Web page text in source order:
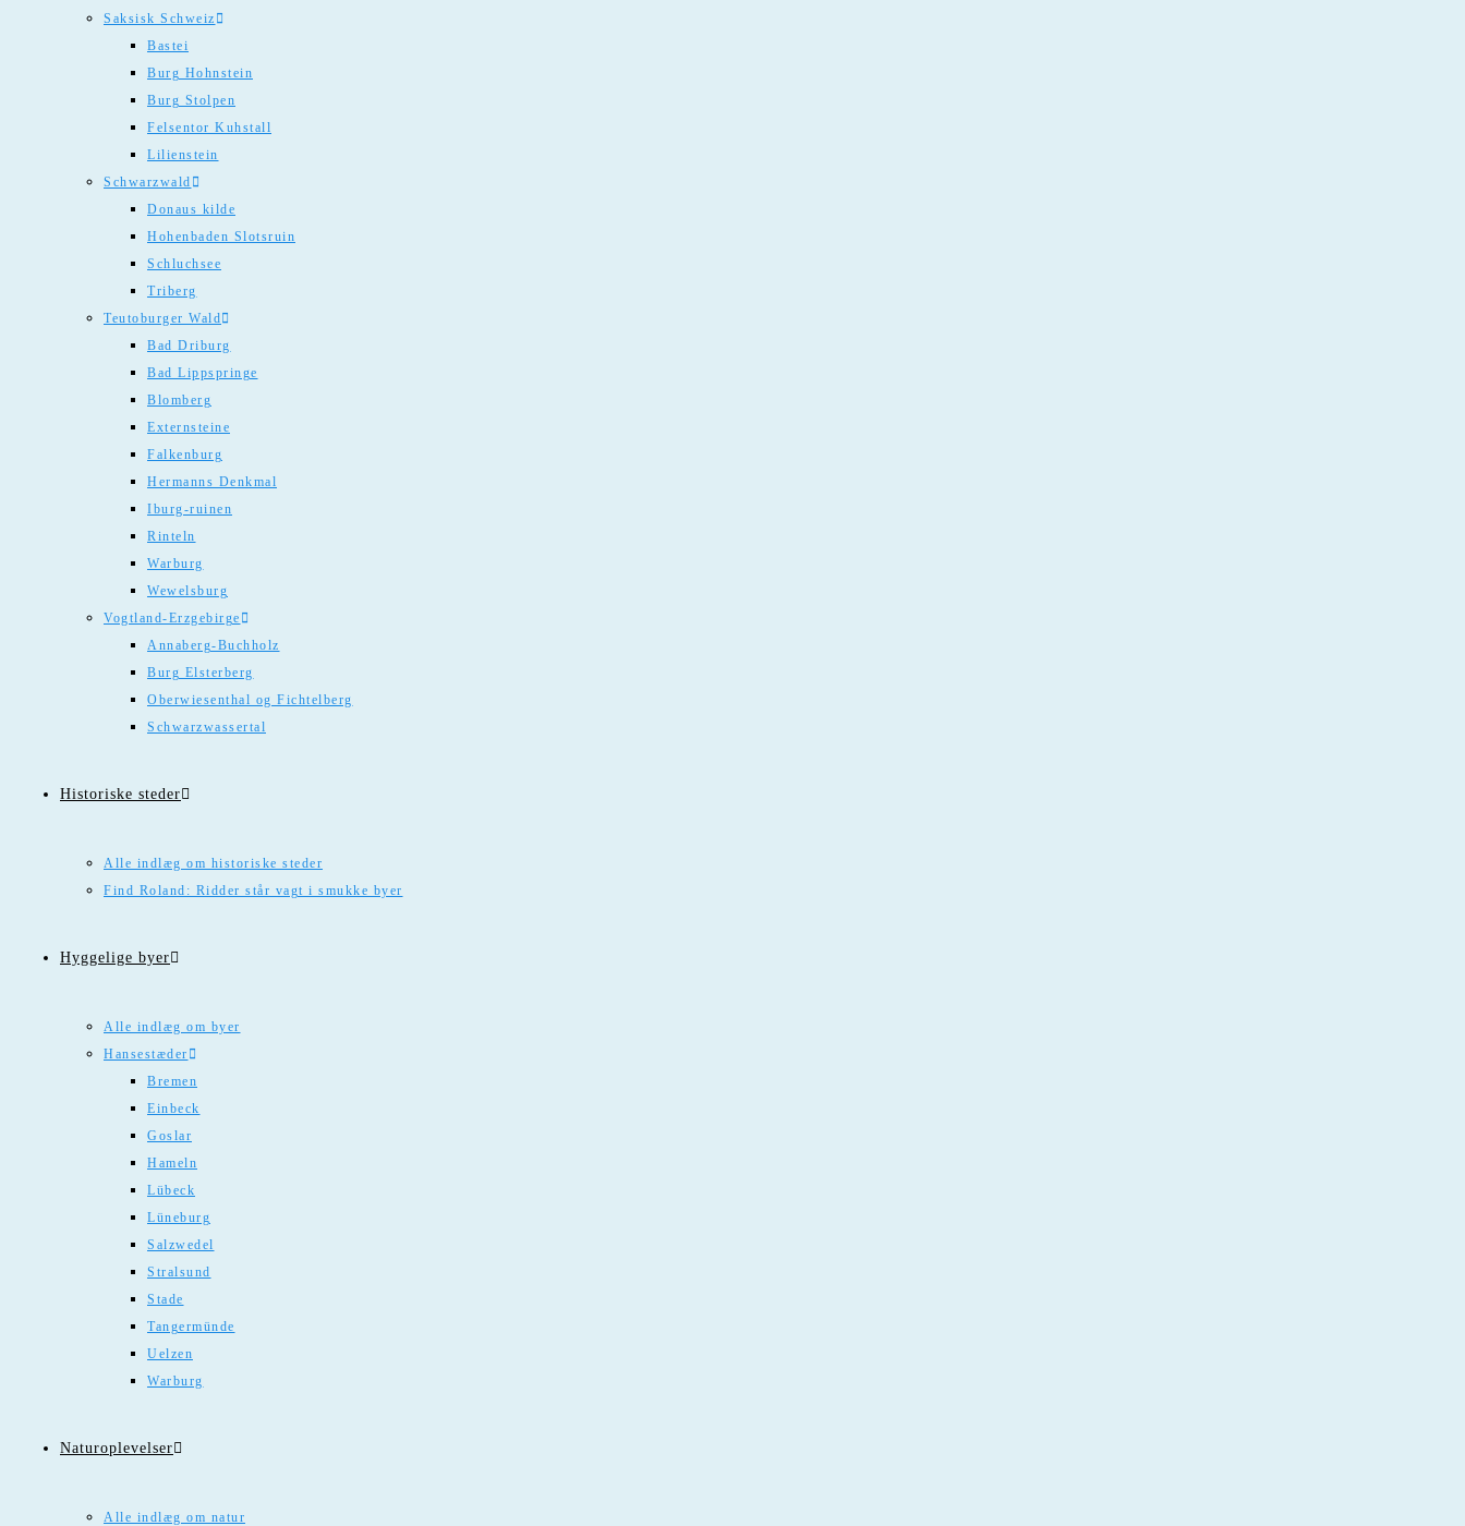
Saksisk Schweiz
Bastei
Burg Hohnstein
Burg Stolpen
Felsentor Kuhstall
Lilienstein
Schwarzwald
Donaus kilde
Hohenbaden Slotsruin
Schluchsee
Triberg
Teutoburger Wald
Bad Driburg
Bad Lippspringe
Blomberg
Externsteine
Falkenburg
Hermanns Denkmal
Iburg-ruinen
Rinteln
Warburg
Wewelsburg
Vogtland-Erzgebirge
Annaberg-Buchholz
Burg Elsterberg
Oberwiesenthal og Fichtelberg
Schwarzwassertal
Historiske steder
Alle indlæg om historiske steder
Find Roland: Ridder står vagt i smukke byer
Hyggelige byer
Alle indlæg om byer
Hansestæder
Bremen
Einbeck
Goslar
Hameln
Lübeck
Lüneburg
Salzwedel
Stralsund
Stade
Tangermünde
Uelzen
Warburg
Naturoplevelser
Alle indlæg om natur